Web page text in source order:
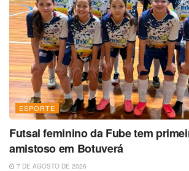
ESPORTE
Futsal feminino da Fube tem
amistoso em Botuverá
7 DE AGOSTO DE 2026